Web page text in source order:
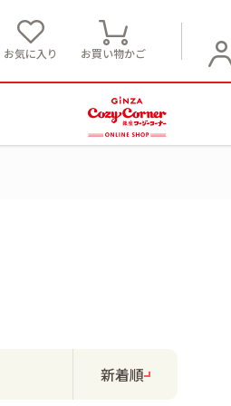
お気に入り お買い物かご
新着順